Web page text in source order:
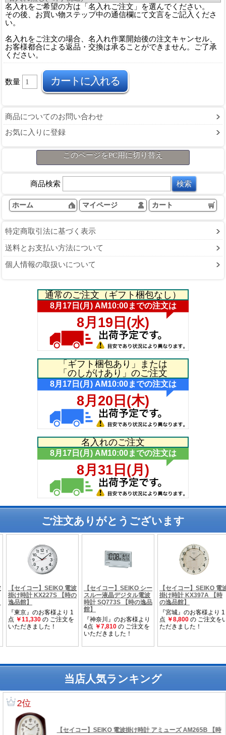
名入れをご希望の方は「名入れご注文」を選んでください。
その後、お買い物ステップ中の通信欄にて文言をご記入くださ
い。
名入れをご注文の場合、名入れ作業開始後の注文キャンセル、
お客様都合による返品・交換は承ることができません。ご了承
ください。
数量
商品についてのお問い合わせ
お気に入りに登録
このページをPC用に切り替え
商品検索
ホーム マイページ カート
特定商取引法に基づく表示
送料とお支払い方法について
個人情報の取扱いについて
通常のご注文（ギフト梱包なし）
「ギフト梱包あり」または
「のしがけあり」のご注文
名入れのご注文
ご注文ありがとうございます
当店人気ランキング